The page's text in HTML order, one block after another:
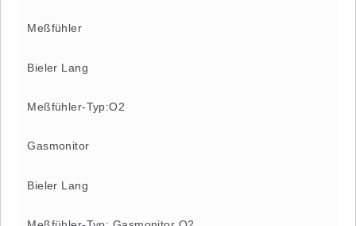
Meßfühler
Bieler Lang
Meßfühler-Typ:O2
Gasmonitor
Bieler Lang